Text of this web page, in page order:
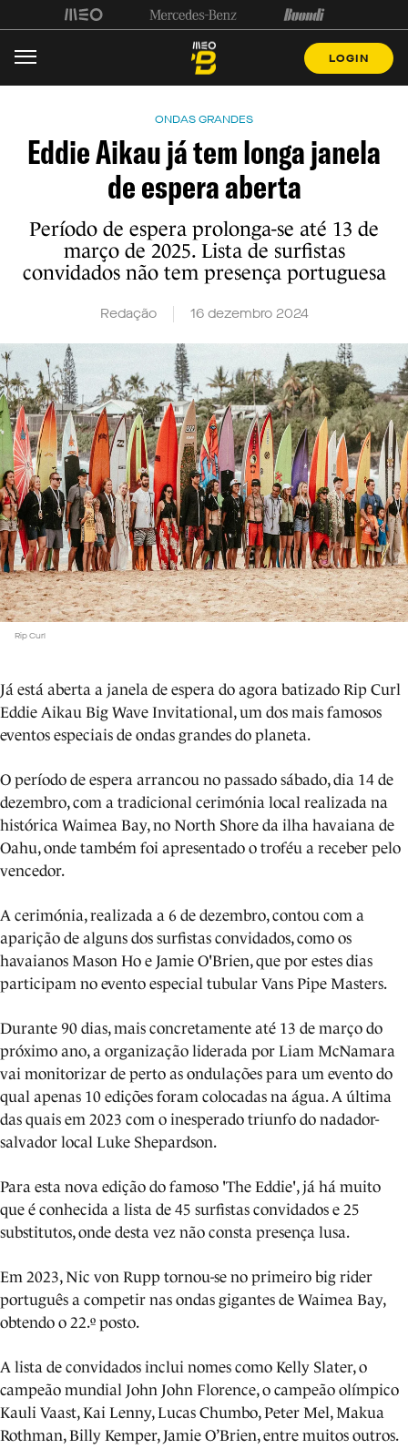
LOGIN
ONDAS GRANDES
Eddie Aikau já tem longa janela
de espera aberta
Período de espera prolonga-se até 13 de
março de 2025. Lista de surfistas
convidados não tem presença portuguesa
Redação 16 dezembro 2024
Rip Curl
Já está aberta a janela de espera do agora batizado Rip Curl
Eddie Aikau Big Wave Invitational, um dos mais famosos
eventos especiais de ondas grandes do planeta.
O período de espera arrancou no passado sábado, dia 14 de
dezembro, com a tradicional cerimónia local realizada na
histórica Waimea Bay, no North Shore da ilha havaiana de
Oahu, onde também foi apresentado o troféu a receber pelo
vencedor.
A cerimónia, realizada a 6 de dezembro, contou com a
aparição de alguns dos surfistas convidados, como os
havaianos Mason Ho e Jamie O'Brien, que por estes dias
participam no evento especial tubular Vans Pipe Masters.
Durante 90 dias, mais concretamente até 13 de março do
próximo ano, a organização liderada por Liam McNamara
vai monitorizar de perto as ondulações para um evento do
qual apenas 10 edições foram colocadas na água. A última
das quais em 2023 com o inesperado triunfo do nadador-
salvador local Luke Shepardson.
Para esta nova edição do famoso 'The Eddie', já há muito
que é conhecida a lista de 45 surfistas convidados e 25
substitutos, onde desta vez não consta presença lusa.
Em 2023, Nic von Rupp tornou-se no primeiro big rider
português a competir nas ondas gigantes de Waimea Bay,
obtendo o 22.º posto.
A lista de convidados inclui nomes como Kelly Slater, o
campeão mundial John John Florence, o campeão olímpico
Kauli Vaast, Kai Lenny, Lucas Chumbo, Peter Mel, Makua
Rothman, Billy Kemper, Jamie O’Brien, entre muitos outros.